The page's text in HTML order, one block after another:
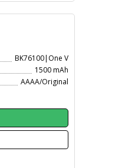
BK76100|One V
1500 mAh
AAAA/Original